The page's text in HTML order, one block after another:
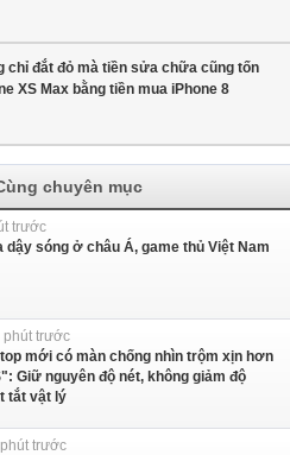
chỉ đắt đỏ mà tiền sửa chữa cũng tốn
XS Max bằng tiền mua iPhone 8
chuyên mục
trước
dậy sóng ở châu Á, game thủ Việt Nam
trước
mới có màn chống nhìn trộm xịn hơn
Giữ nguyên độ nét, không giảm độ
tắt vật lý
trước